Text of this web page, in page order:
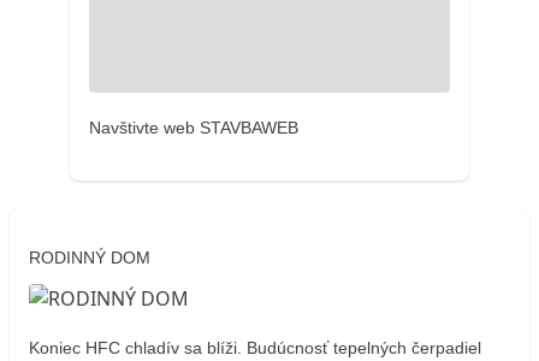
Navštivte web STAVBAWEB
RODINNÝ DOM
Koniec HFC chladív sa blíži. Budúcnosť tepelných čerpadiel